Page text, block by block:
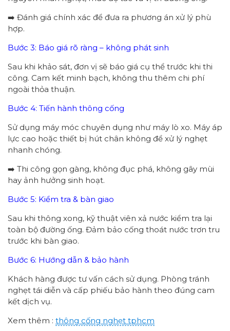
➡️ Đánh giá chính xác để đưa ra phương án xử lý phù
hợp.
Bước 3: Báo giá rõ ràng – không phát sinh
Sau khi khảo sát, đơn vị sẽ báo giá cụ thể trước khi thi
công. Cam kết minh bạch, không thu thêm chi phí
ngoài thỏa thuận.
Bước 4: Tiến hành thông cống
Sử dụng máy móc chuyên dụng như máy lò xo. Máy áp
lực cao hoặc thiết bị hút chân không để xử lý nghẹt
nhanh chóng.
➡️ Thi công gọn gàng, không đục phá, không gây mùi
hay ảnh hưởng sinh hoạt.
Bước 5: Kiểm tra & bàn giao
Sau khi thông xong, kỹ thuật viên xả nước kiểm tra lại
toàn bộ đường ống. Đảm bảo cống thoát nước trơn tru
trước khi bàn giao.
Bước 6: Hướng dẫn & bảo hành
Khách hàng được tư vấn cách sử dụng. Phòng tránh
nghẹt tái diễn và cấp phiếu bảo hành theo đúng cam
kết dịch vụ.
Xem thêm : thông cống nghẹt tphcm